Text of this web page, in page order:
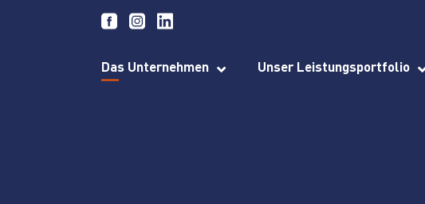
Das Unternehmen Unser Leistungsportfolio